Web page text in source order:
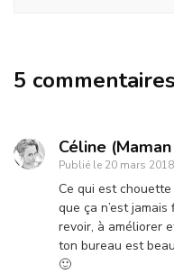
5 commentaires
Céline
Publié le 20 mars
Ce qui est
que ça n’est
revoir, à améliorer
ton bureau est
🙂